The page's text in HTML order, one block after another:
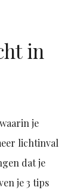
in
je
lichtinval
dat je
je 3 tips